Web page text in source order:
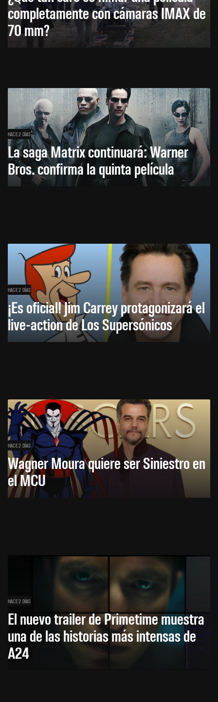
completamente con cámaras IMAX de
70 mm?
HACE 2 DÍAS
La saga Matrix continuará: Warner
Bros. confirma la quinta película
HACE 2 DÍAS
¡Es oficial! Jim Carrey protagonizará el
live-action de Los Supersónicos
HACE 2 DÍAS
Wagner Moura quiere ser Siniestro en
el MCU
HACE 2 DÍAS
El nuevo trailer de Primetime muestra
una de las historias más intensas de
A24